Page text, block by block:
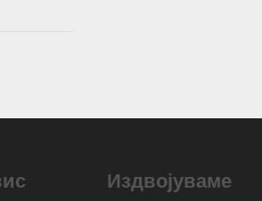
Издвојуваме